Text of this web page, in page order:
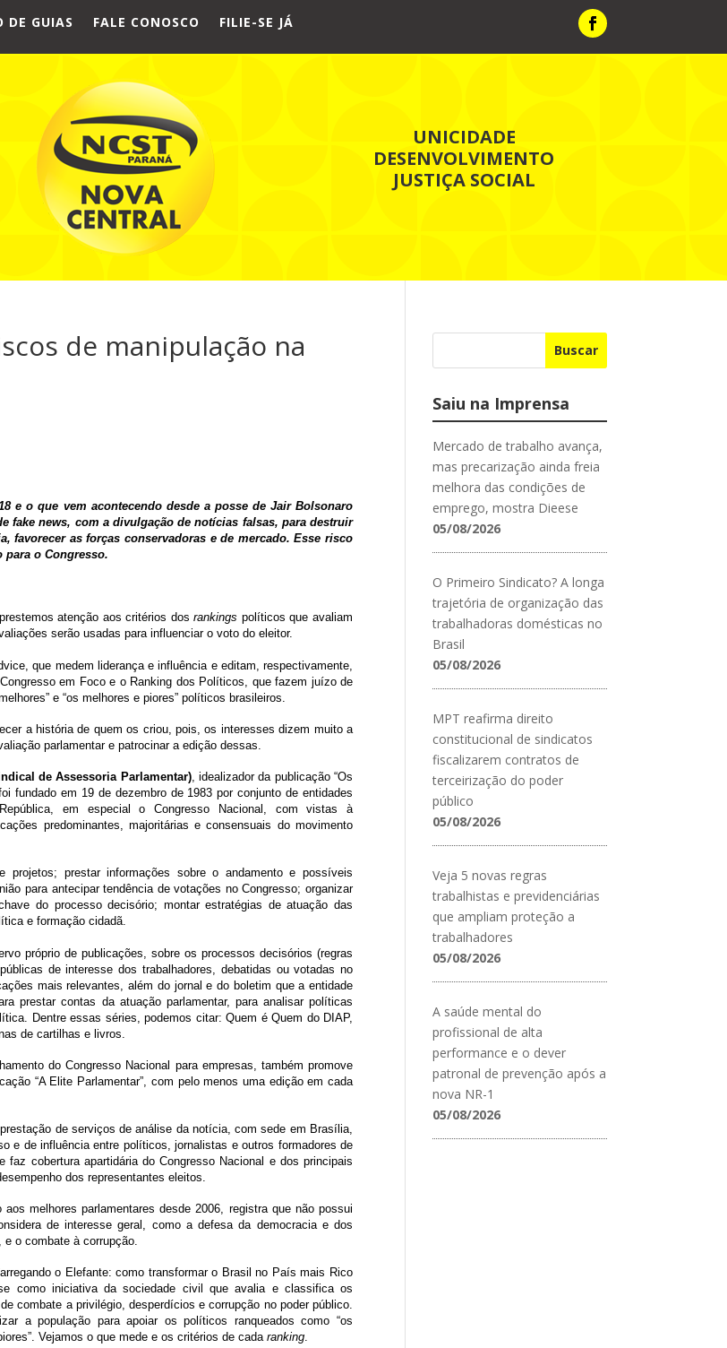
DE GUIAS FALE CONOSCO FILIE-SE JÁ
UNICIDADE
DESENVOLVIMENTO
JUSTIÇA SOCIAL
de manipulação na
e o que vem acontecendo desde a posse de Jair Bolsonaro
fake news, com a divulgação de notícias falsas, para destruir
favorecer as forças conservadoras e de mercado. Esse risco
para o Congresso.
atenção aos critérios dosrankings políticos que avaliam
serão usadas para influenciar o voto do eleitor.
que medem liderança e influência e editam, respectivamente,
em Foco e o Ranking dos Políticos, que fazem juízo de
e “os melhores e piores” políticos brasileiros.
a história de quem os criou, pois, os interesses dizem muito a
parlamentar e patrocinar a edição dessas.
de Assessoria Parlamentar), idealizador da publicação “Os
fundado em 19 de dezembro de 1983 por conjunto de entidades
em especial o Congresso Nacional, com vistas à
predominantes, majoritárias e consensuais do movimento
projetos; prestar informações sobre o andamento e possíveis
para antecipar tendência de votações no Congresso; organizar
do processo decisório; montar estratégias de atuação das
e formação cidadã.
próprio de publicações, sobre os processos decisórios (regras
de interesse dos trabalhadores, debatidas ou votadas no
mais relevantes, além do jornal e do boletim que a entidade
prestar contas da atuação parlamentar, para analisar políticas
Dentre essas séries, podemos citar: Quem é Quem do DIAP,
de cartilhas e livros.
do Congresso Nacional para empresas, também promove
“A Elite Parlamentar”, com pelo menos uma edição em cada
de serviços de análise da notícia, com sede em Brasília,
e de influência entre políticos, jornalistas e outros formadores de
cobertura apartidária do Congresso Nacional e dos principais
dos representantes eleitos.
melhores parlamentares desde 2006, registra que não possui
de interesse geral, como a defesa da democracia e dos
o combate à corrupção.
o Elefante: como transformar o Brasil no País mais Rico
se como iniciativa da sociedade civil que avalia e classifica os
combate a privilégio, desperdícios e corrupção no poder público.
a população para apoiar os políticos ranqueados como “os
Vejamos o que mede e os critérios de cadaranking.
Buscar
Saiu na Imprensa
Mercado de trabalho avança,
mas precarização ainda freia
melhora das condições de
emprego, mostra Dieese
05/08/2026
O Primeiro Sindicato? A longa
trajetória de organização das
trabalhadoras domésticas no
Brasil
05/08/2026
MPT reafirma direito
constitucional de sindicatos
fiscalizarem contratos de
terceirização do poder
público
05/08/2026
Veja 5 novas regras
trabalhistas e previdenciárias
que ampliam proteção a
trabalhadores
05/08/2026
A saúde mental do
profissional de alta
performance e o dever
patronal de prevenção após a
nova NR-1
05/08/2026